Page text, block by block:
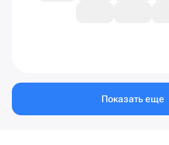
Показать еще